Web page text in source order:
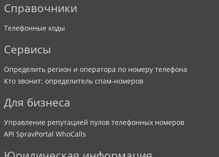
Справочники
Телефонные коды
Сервисы
Определить регион и оператора по номеру телефона
Кто звонит: определитель спам-номеров
Для бизнеса
Управление репутацией пулов телефонных номеров
API SpravPortal WhoCalls